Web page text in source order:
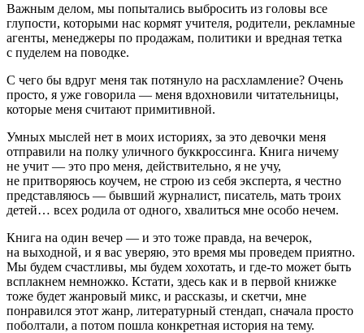
Важным делом, мы попытались выбросить из головы все
глупости, которыми нас кормят учителя, родители, рекламные
агенты, менеджеры по продажам, политики и вредная тетка
с пуделем на поводке.
С чего бы вдруг меня так потянуло на расхламление? Очень
просто, я уже говорила — меня вдохновили читательницы,
которые меня считают примитивной.
Умных мыслей нет в моих историях, за это девочки меня
отправили на полку уличного буккроссинга. Книга ничему
не учит — это про меня, действительно, я не учу,
не притворяюсь коучем, не строю из себя эксперта, я честно
представляюсь — бывший журналист, писатель, мать троих
детей… всех родила от одного, хвалиться мне особо нечем.
Книга на один вечер — и это тоже правда, на вечерок,
на выходной, и я вас уверяю, это время мы проведем приятно.
Мы будем счастливы, мы будем хохотать, и где-то может быть
всплакнем немножко. Кстати, здесь как и в первой книжке
тоже будет жанровый микс, и рассказы, и скетчи, мне
понравился этот жанр, литературный стендап, сначала просто
поболтали, а потом пошла конкретная история на тему.